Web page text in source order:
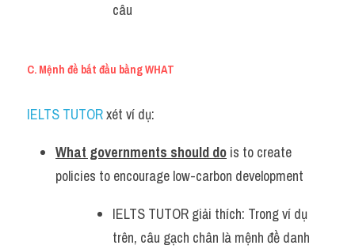
câu
C. Mệnh đề bắt đầu bằng WHAT
IELTS TUTOR xét ví dụ:
What governments should do is to create
policies to encourage low-carbon development
IELTS TUTOR giải thích: Trong ví dụ
trên, câu gạch chân là mệnh đề danh